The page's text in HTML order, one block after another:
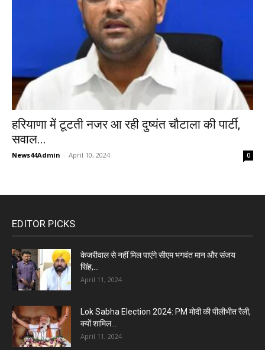
हरियाणा में टूटती नजर आ रही दुष्यंत चौटाला की पार्टी,
सवाल...
News44Admin - April 10, 2024 0
EDITOR PICKS
केजरीवाल से नहीं मिल पाएंगे सीएम भगवंत मान और संजय
सिंह,...
April 11, 2024
Lok Sabha Election 2024: PM मोदी की पीलीभीत रैली,
क्यों शामिल...
April 11, 2024